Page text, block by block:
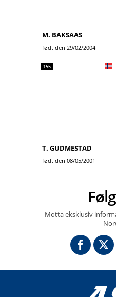
M. BAKSAAS
født den 29/02/2004
155
T. GUDMESTAD
født den 08/05/2001
Motta eksklusiv